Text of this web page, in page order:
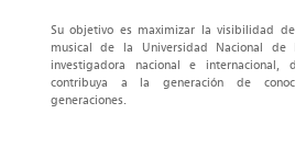
Su objetivo es maximizar la visibilidad
musical de la Universidad Nacional de
investigadora nacional e
contribuya a la generación de
generaciones.